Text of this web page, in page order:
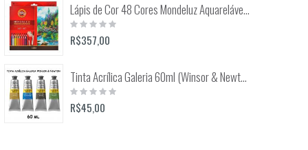
Lápis de Cor 48 Cores Mondeluz Aquarelável (Koh-I-Noor)
Rating:
0%
R$357,00
Tinta Acrílica Galeria 60ml (Winsor & Newton)
Rating:
0%
R$45,00